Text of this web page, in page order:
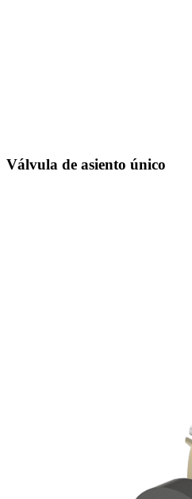
Válvula de asiento único